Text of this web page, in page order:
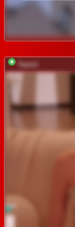
Taanni